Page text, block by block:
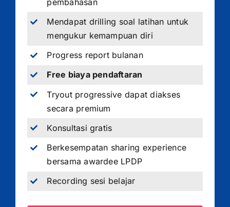
Mendapat drilling soal latihan untuk
mengukur kemampuan diri
Progress report bulanan
Free biaya pendaftaran
Tryout progressive dapat diakses
secara premium
Konsultasi gratis
Berkesempatan sharing experience
bersama awardee LPDP
Recording sesi belajar